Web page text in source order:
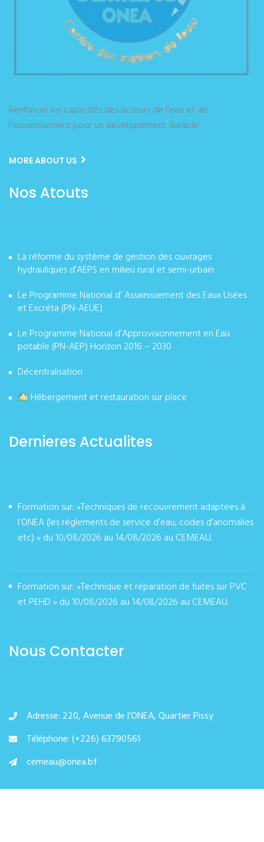
Renforcer les capacités des acteurs de l'eau et de
l'assainissement pour un developement durable
MORE ABOUT US
Nos Atouts
La réforme du système de gestion des ouvrages
hydrauliques d’AEPS en milieu rural et semi-urbain
Le Programme National d’ Assainissement des Eaux Usées
et Excréta (PN-AEUE)
Le Programme National d’Approvisionnement en Eau
potable (PN-AEP) Horizon 2016 – 2030
Décentralisation
Hébergement et restauration sur place
Dernieres Actualites
Formation sur: »Techniques de recouvrement adaptées à
l’ONEA (les règlements de service d’eau, codes d’anomalies
etc) » du 10/08/2026 au 14/08/2026 au CEMEAU.
Formation sur: »Technique et réparation de fuites sur PVC
et PEHD » du 10/08/2026 au 14/08/2026 au CEMEAU.
Nous Contacter
Adresse: 220, Avenue de l’ONEA, Quartier Pissy
Téléphone: (+226) 63790561
cemeau@onea.bf